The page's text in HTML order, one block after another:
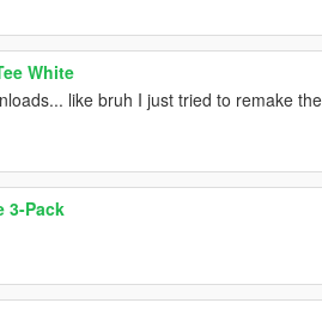
White
like bruh I just tried to remake
3-Pack